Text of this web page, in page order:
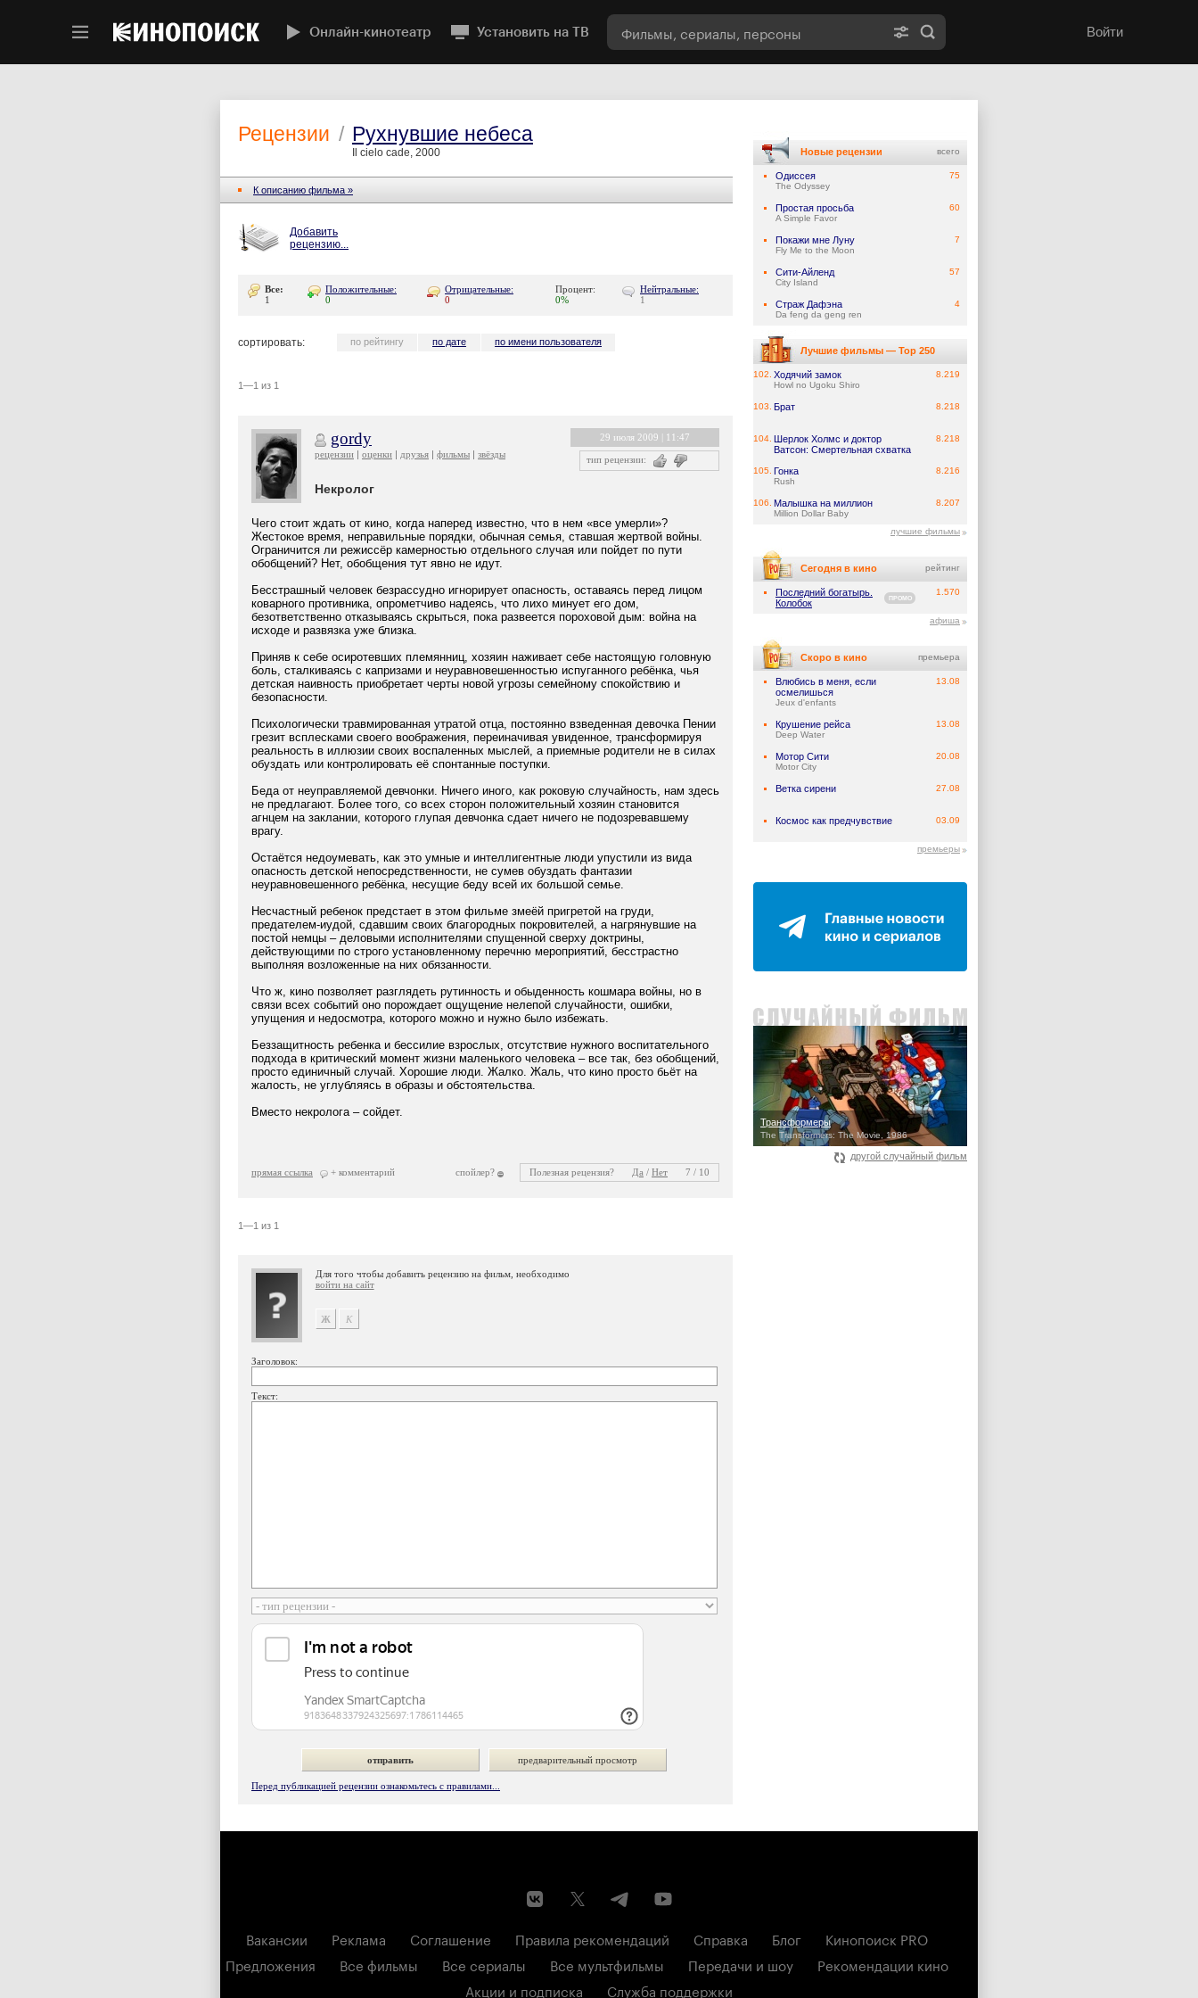
Онлайн-кинотеатр Установить на ТВ Войти
Рецензии / Рухнувшие небеса
Il cielo cade, 2000
К описанию фильма »
Добавить
рецензию...
Все:
1
Положительные:
0
Отрицательные:
0
Процент:
0%
Нейтральные:
1
сортировать: по рейтингу по дате по имени пользователя
1—1 из 1
gordy
рецензии оценки друзья фильмы звёзды
Некролог
Чего стоит ждать от кино, когда наперед известно, что в нем «все умерли»?
Жестокое время, неправильные порядки, обычная семья, ставшая жертвой войны.
Ограничится ли режиссёр камерностью отдельного случая или пойдет по пути
обобщений? Нет, обобщения тут явно не идут.
Бесстрашный человек безрассудно игнорирует опасность, оставаясь перед лицом
коварного противника, опрометчиво надеясь, что лихо минует его дом,
безответственно отказываясь скрыться, пока развеется пороховой дым: война на
исходе и развязка уже близка.
Приняв к себе осиротевших племянниц, хозяин наживает себе настоящую головную
боль, сталкиваясь с капризами и неуравновешенностью испуганного ребёнка, чья
детская наивность приобретает черты новой угрозы семейному спокойствию и
безопасности.
Психологически травмированная утратой отца, постоянно взведенная девочка Пении
грезит всплесками своего воображения, переиначивая увиденное, трансформируя
реальность в иллюзии своих воспаленных мыслей, а приемные родители не в силах
обуздать или контролировать её спонтанные поступки.
Беда от неуправляемой девчонки. Ничего иного, как роковую случайность, нам здесь
не предлагают. Более того, со всех сторон положительный хозяин становится
агнцем на заклании, которого глупая девчонка сдает ничего не подозревавшему
врагу.
Остаётся недоумевать, как это умные и интеллигентные люди упустили из вида
опасность детской непосредственности, не сумев обуздать фантазии
неуравновешенного ребёнка, несущие беду всей их большой семье.
Несчастный ребенок предстает в этом фильме змеёй пригретой на груди,
предателем-иудой, сдавшим своих благородных покровителей, а нагрянувшие на
постой немцы – деловыми исполнителями спущенной сверху доктрины,
действующими по строго установленному перечню мероприятий, бесстрастно
выполняя возложенные на них обязанности.
Что ж, кино позволяет разглядеть рутинность и обыденность кошмара войны, но в
связи всех событий оно порождает ощущение нелепой случайности, ошибки,
упущения и недосмотра, которого можно и нужно было избежать.
Беззащитность ребенка и бессилие взрослых, отсутствие нужного воспитательного
подхода в критический момент жизни маленького человека – все так, без обобщений,
просто единичный случай. Хорошие люди. Жалко. Жаль, что кино просто бьёт на
жалость, не углубляясь в образы и обстоятельства.
Вместо некролога – сойдет.
прямая ссылка + комментарий Полезная рецензия?
спойлер? Да / Нет 7 / 10
29 июля 2009 | 11:47
тип рецензии:
1—1 из 1
Для того чтобы добавить рецензию на фильм, необходимо
войти на сайт
Заголовок:
Текст:
Перед публикацией рецензии ознакомьтесь с правилами...
Новые рецензии всего
Одиссея
The Odyssey
75
Простая просьба
A Simple Favor
60
Покажи мне Луну
Fly Me to the Moon
7
Сити-Айленд
City Island
57
Страж Дафэна
Da feng da geng ren
4
Лучшие фильмы — Top 250
102. Ходячий замок
Howl no Ugoku Shiro
8.219
103. Брат 8.218
104. Шерлок Холмс и доктор
Ватсон: Смертельная схватка
8.218
105. Гонка
Rush
8.216
106. Малышка на миллион
Million Dollar Baby
8.207
лучшие фильмы
Сегодня в кино рейтинг
Последний богатырь.
Колобок
ПРОМО
1.570
афиша
Скоро в кино премьера
Влюбись в меня, если
осмелишься
Jeux d'enfants
13.08
Крушение рейса
Deep Water
13.08
Мотор Сити
Motor City
20.08
Ветка сирени 27.08
Космос как предчувствие 03.09
премьеры
Трансформеры
The Transformers: The Movie, 1986
другой случайный фильм
Вакансии Реклама Соглашение Правила рекомендаций Справка Блог
Кинопоиск PRO
Предложения
Все фильмы Все сериалы Все мультфильмы Передачи и шоу
Рекомендации кино
Акции и подписка
Служба поддержки